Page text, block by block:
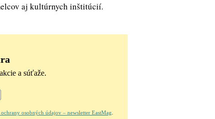
aj kultúrnych inštitúcií.
a súťaže.
ochrany osobných údajov – newsletter EastMag